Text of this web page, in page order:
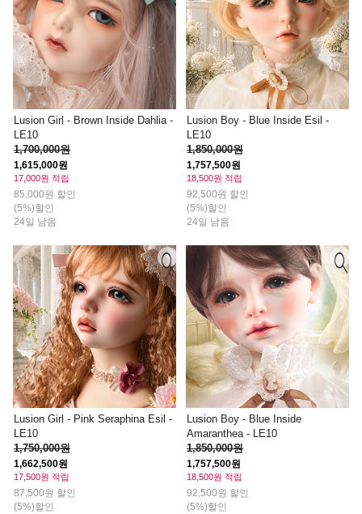
Lusion Girl - Brown Inside Dahlia -
LE10
1,700,000원
1,615,000원
17,000원 적립
85,000원 할인
(5%)할인
24일 남음
Lusion Boy - Blue Inside Esil -
LE10
1,850,000원
1,757,500원
18,500원 적립
92,500원 할인
(5%)할인
24일 남음
Lusion Girl - Pink Seraphina Esil -
LE10
1,750,000원
1,662,500원
17,500원 적립
87,500원 할인
(5%)할인
Lusion Boy - Blue Inside
Amaranthea - LE10
1,850,000원
1,757,500원
18,500원 적립
92,500원 할인
(5%)할인